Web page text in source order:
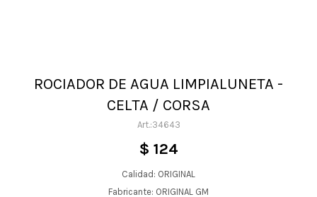
ROCIADOR DE AGUA LIMPIALUNETA -
CELTA / CORSA
34643
$ 124
Calidad: ORIGINAL
Fabricante: ORIGINAL GM